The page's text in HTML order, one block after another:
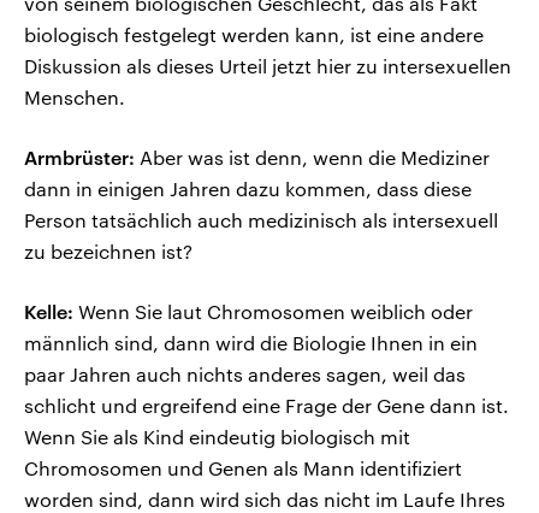
biologisch festgelegt werden kann, ist eine andere
Diskussion als dieses Urteil jetzt hier zu intersexuellen
Menschen.
Armbrüster: Aber was ist denn, wenn die Mediziner
dann in einigen Jahren dazu kommen, dass diese
Person tatsächlich auch medizinisch als intersexuell
zu bezeichnen ist?
Kelle: Wenn Sie laut Chromosomen weiblich oder
männlich sind, dann wird die Biologie Ihnen in ein
paar Jahren auch nichts anderes sagen, weil das
schlicht und ergreifend eine Frage der Gene dann ist.
Wenn Sie als Kind eindeutig biologisch mit
Chromosomen und Genen als Mann identifiziert
worden sind, dann wird sich das nicht im Laufe Ihres